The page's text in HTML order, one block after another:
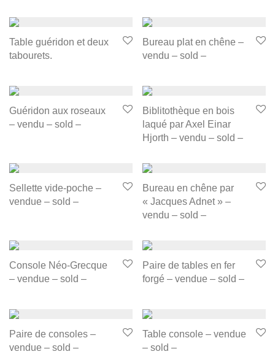
Table guéridon et deux
tabourets.
Bureau plat en chêne –
vendu – sold –
Guéridon aux roseaux
– vendu – sold –
Biblitothèque en bois
laqué par Axel Einar
Hjorth – vendu – sold –
Sellette vide-poche –
vendue – sold –
Bureau en chêne par
« Jacques Adnet » –
vendu – sold –
Console Néo-Grecque
– vendue – sold –
Paire de tables en fer
forgé – vendue – sold –
Paire de consoles –
vendue – sold –
Table console – vendue
– sold –